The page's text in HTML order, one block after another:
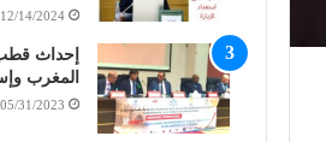
12/14/2024
إحداث
المغرب
05/31/2023